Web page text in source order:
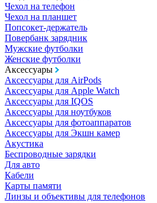
Чехол на телефон
Чехол на планшет
Попсокет-держатель
Повербанк зарядник
Мужские футболки
Женские футболки
Аксессуары
Аксессуары для AirPods
Аксессуары для Apple Watch
Аксессуары для IQOS
Аксессуары для ноутбуков
Аксессуары для фотоаппаратов
Аксессуары для Экшн камер
Акустика
Беспроводные зарядки
Для авто
Кабели
Карты памяти
Линзы и объективы для телефонов